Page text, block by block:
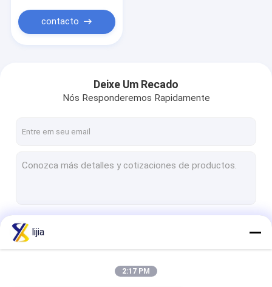
contacto
Deixe Um Recado
Nós Responderemos Rapidamente
lijia
2:17 PM